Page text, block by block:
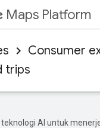
Maps Platform
Consumer
trips
AI untuk